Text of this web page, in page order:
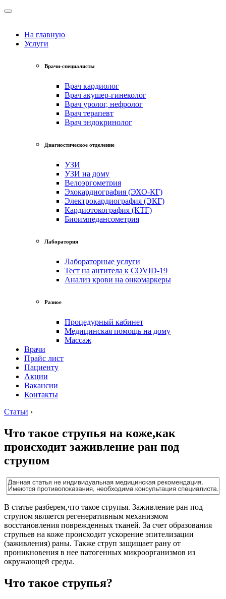
На главную
Услуги
Врачи-специалисты
Врач кардиолог
Врач акушер-гинеколог
Врач уролог, нефролог
Врач терапевт
Врач эндокринолог
Диагностическое отделение
УЗИ
УЗИ на дому
Велоэргометрия
Эхокардиография (ЭХО-КГ)
Электрокардиография (ЭКГ)
Кардиотокография (КТГ)
Биоимпедансометрия
Лаборатория
Лабораторные услуги
Тест на антитела к COVID-19
Анализ крови на онкомаркеры
Разное
Процедурный кабинет
Медицинская помощь на дому
Массаж
Врачи
Прайс лист
Пациенту
Акции
Вакансии
Контакты
Статьи ›
Что такое струпья на коже,как
происходит заживление ран под
струпом
В статье разберем,что такое струпья. Заживление ран под
струпом является регенеративным механизмом
восстановления поврежденных тканей. За счет образования
струпьев на коже происходит ускорение эпителизации
(заживления) раны. Также струп защищает рану от
проникновения в нее патогенных микроорганизмов из
окружающей среды.
Что такое струпья?